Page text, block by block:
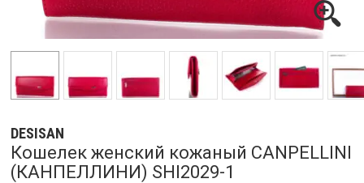
DESISAN
Кошелек женский кожаный CANPELLINI
(КАНПЕЛЛИНИ) SHI2029-1